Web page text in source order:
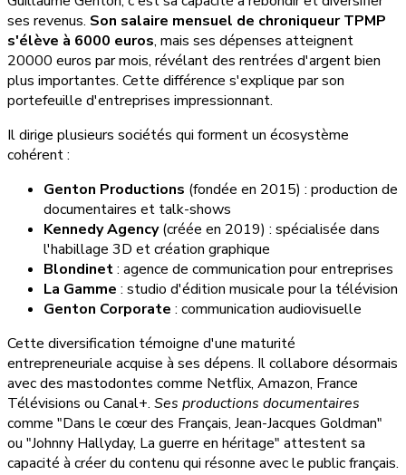
ses revenus. Son salaire mensuel de chroniqueur TPMP
s'élève à 6000 euros, mais ses dépenses atteignent
20000 euros par mois, révélant des rentrées d'argent bien
plus importantes. Cette différence s'explique par son
portefeuille d'entreprises impressionnant.
Il dirige plusieurs sociétés qui forment un écosystème
cohérent :
Genton Productions (fondée en 2015) : production de
documentaires et talk-shows
Kennedy Agency(créée en 2019) : spécialisée dans
l'habillage 3D et création graphique
Blondinet: agence de communication pour entreprises
La Gamme : studio d'édition musicale pour la télévision
Genton Corporate : communication audiovisuelle
Cette diversification témoigne d'une maturité
entrepreneuriale acquise à ses dépens. Il collabore désormais
avec des mastodontes comme Netflix, Amazon, France
Télévisions ou Canal+. Ses productions documentaires
comme "Dans le cœur des Français, Jean-Jacques Goldman"
ou "Johnny Hallyday, La guerre en héritage" attestent sa
capacité à créer du contenu qui résonne avec le public français.